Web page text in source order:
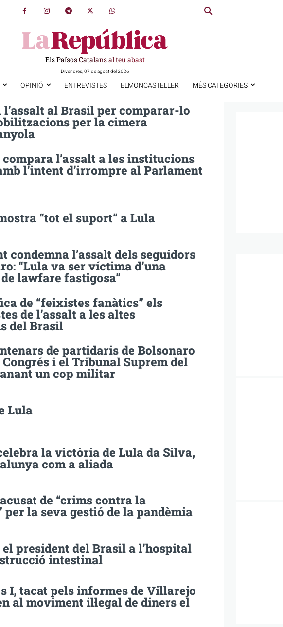
Els Països Catalans al teu abast
Divendres, 07 de agost del 2026
OPINIÓ ENTREVISTES ELMONCASTELLER MÉS CATEGORIES
l’assalt al Brasil per comparar-lo
per la cimera
l’assalt a les institucions
l’intent d’irrompre al Parlament
“tot el suport” a Lula
condemna l’assalt dels seguidors
“Lula va ser víctima d’una
lawfare fastigosa”
de “feixistes fanàtics” els
de l’assalt a les altes
del Brasil
de partidaris de Bolsonaro
i el Tribunal Suprem del
un cop militar
Lula
la victòria de Lula da Silva,
com a aliada
de “crims contra la
per la seva gestió de la pandèmia
president del Brasil a l’hospital
intestinal
I, tacat pels informes de Villarejo
al moviment il·legal de diners el